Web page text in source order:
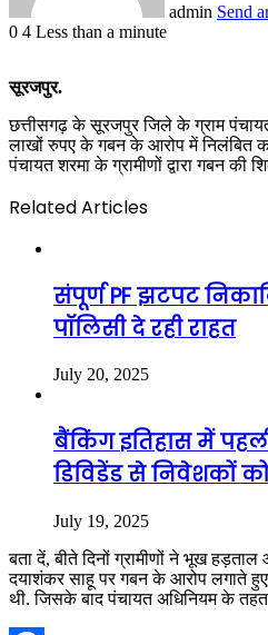
admin Send
0 4 Less than a minute
सूरजपुर.
छत्तीसगढ़ के सूरजपुर जिले के ग्राम
लाखों रुपए के गबन के आरोप में निलंबित कर
पंचायत शरमा के ग्रामीणों द्वारा गबन की
Related Articles
संपूर्ण PF झटपट
पॉलिसी दे रही राहत
July 20, 2025
बैंकिंग इतिहास में
डिविडेंड से निवेशकों
July 19, 2025
बता दें, बीते दिनों ग्रामीणों ने भूख
दयाशंकर साहू पर गबन के आरोप लगाते
थी. जिसके बाद पंचायत अधिनियम के तहत